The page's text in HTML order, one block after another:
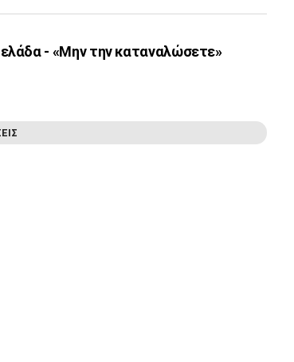
- «Μην την καταναλώσετε»